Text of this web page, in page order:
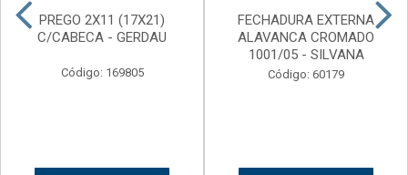
PREGO 2X11 (17X21)
C/CABECA - GERDAU
Código: 169805
FECHADURA EXTERNA
ALAVANCA CROMADO
1001/05 - SILVANA
Código: 60179